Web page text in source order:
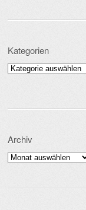
Kategorien
Kategorien
Archiv
Archiv